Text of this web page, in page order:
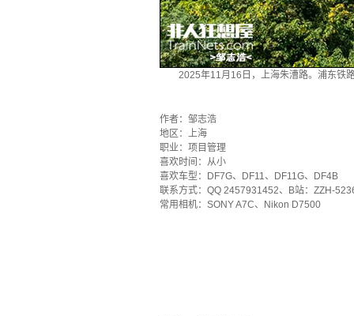
2025年11月16日，上海朱漕路。浦东铁
作者：邹志浩
地区：上海
职业：项目管理
喜欢时间：从小
喜欢车型：DF7G、DF11、DF11G、DF4B
联系方式：QQ 2457931452、B站：ZZH-
常用相机：SONY A7C、Nikon D7500